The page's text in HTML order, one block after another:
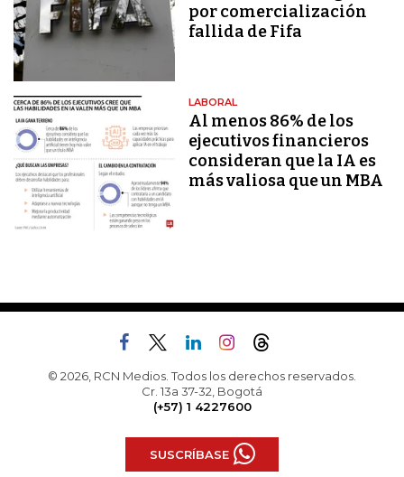
por comercialización
fallida de Fifa
LABORAL
Al menos 86% de los
ejecutivos financieros
consideran que la IA es
más valiosa que un MBA
© 2026, RCN Medios. Todos los derechos reservados.
Cr. 13a 37-32, Bogotá
(+57) 1 4227600
SUSCRÍBASE